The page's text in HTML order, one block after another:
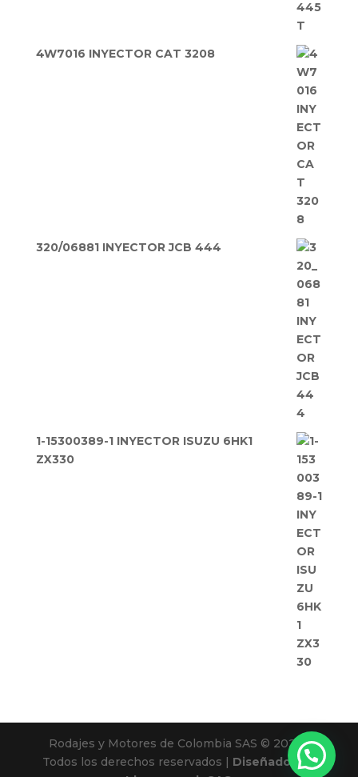
4W7016 INYECTOR CAT 3208
320/06881 INYECTOR JCB 444
1-15300389-1 INYECTOR ISUZU 6HK1
ZX330
Rodajes y Motores de Colombia SAS © 2025 |
Todos los derechos reservados | Diseñado por